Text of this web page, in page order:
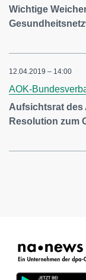
Wichtige
12.04.2019 – 14:00
AOK-
Aufsichtsrat des
Resolution zum